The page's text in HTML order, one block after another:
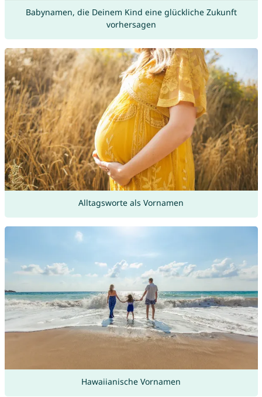
Babynamen, die Deinem Kind eine glückliche Zukunft
vorhersagen
Alltagsworte als Vornamen
Hawaiianische Vornamen